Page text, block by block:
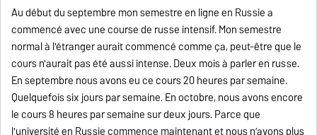
Au début du septembre mon semestre en ligne en Russie a
commencé avec une course de russe intensif. Mon semestre
normal à l'étranger aurait commencé comme ça, peut-être que le
cours n'aurait pas été aussi intense. Deux mois à parler en russe.
En septembre nous avons eu ce cours 20 heures par semaine.
Quelquefois six jours par semaine. En octobre, nous avons encore
le cours 8 heures par semaine sur deux jours. Parce que